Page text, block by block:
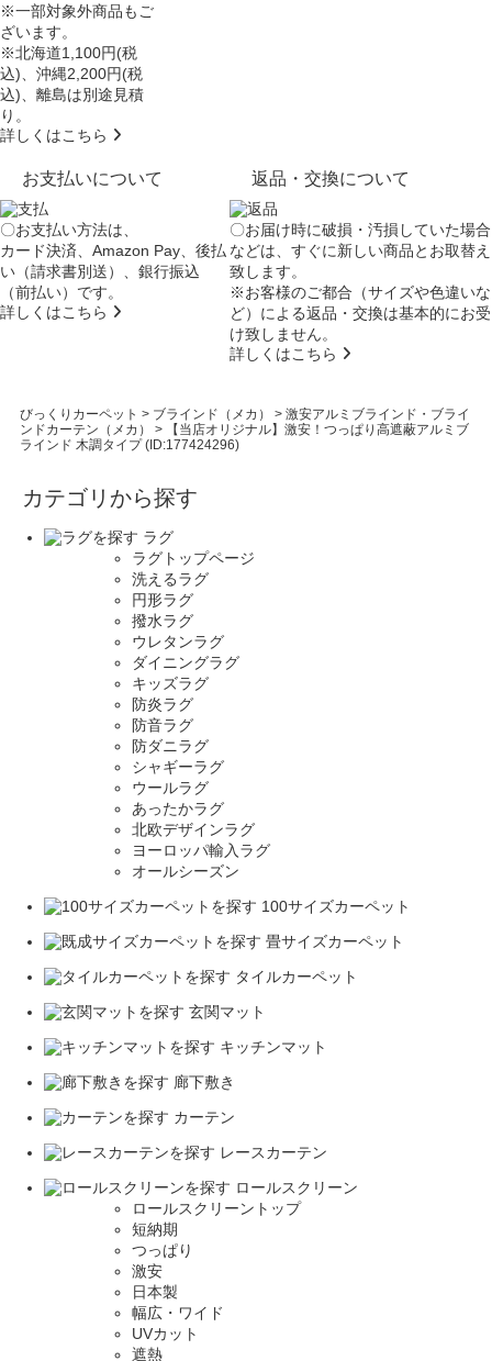
※一部対象外商品もご
ざいます。
※北海道1,100円(税
込)、沖縄2,200円(税
込)、離島は別途見積
り。
詳しくはこちら
お支払いについて
〇お支払い方法は、
カード決済、Amazon Pay、後払
い（請求書別送）、銀行振込
（前払い）です。
詳しくはこちら
返品・交換について
〇お届け時に破損・汚損していた場合
などは、すぐに新しい商品とお取替え
致します。
※お客様のご都合（サイズや色違いな
ど）による返品・交換は基本的にお受
け致しません。
詳しくはこちら
びっくりカーペット > ブラインド（メカ） > 激安アルミブラインド・ブライ
ンドカーテン（メカ）
>
【当店オリジナル】激安！つっぱり高遮蔽アルミブ
ラインド 木調タイプ (ID:177424296)
カテゴリから探す
ラグ
ラグトップページ
洗えるラグ
円形ラグ
撥水ラグ
ウレタンラグ
ダイニングラグ
キッズラグ
防炎ラグ
防音ラグ
防ダニラグ
シャギーラグ
ウールラグ
あったかラグ
北欧デザインラグ
ヨーロッパ輸入ラグ
オールシーズン
100サイズカーペット
畳サイズカーペット
タイルカーペット
玄関マット
キッチンマット
廊下敷き
カーテン
レースカーテン
ロールスクリーン
ロールスクリーントップ
短納期
つっぱり
激安
日本製
幅広・ワイド
UVカット
遮熱